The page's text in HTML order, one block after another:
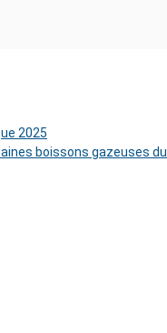
2025
boissons gazeuses du